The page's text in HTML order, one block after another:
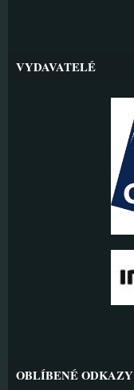
VYDAVATELÉ
OBLÍBENÉ ODKAZY